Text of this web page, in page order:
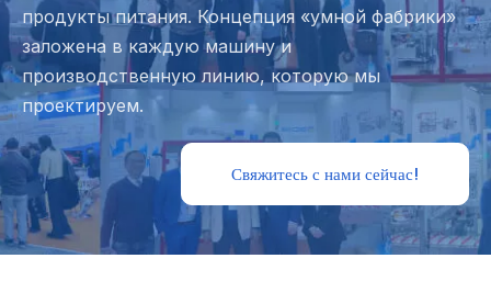
продукты питания. Концепция «умной фабрики»
заложена в каждую машину и
производственную линию, которую мы
проектируем.
Свяжитесь с нами сейчас!